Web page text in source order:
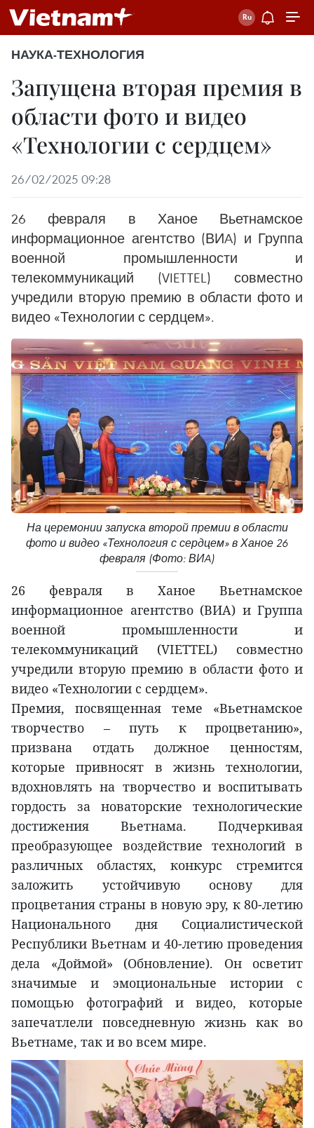
НАУКА-ТЕХНОЛОГИЯ
Запущена вторая премия в
области фото и видео
«Технологии с сердцем»
26/02/2025 09:28
26 февраля в Ханое Вьетнамское
информационное агентство (ВИA) и Группа
военной промышленности и
телекоммуникаций (VIETTEL) совместно
учредили вторую премию в области фото и
видео «Технологии с сердцем».
На церемонии запуска второй премии в области
фото и видео «Технология с сердцем» в Ханое 26
февраля (Фото: ВИA)
26 февраля в Ханое Вьетнамское
информационное агентство (ВИA) и Группа
военной промышленности и
телекоммуникаций (VIETTEL) совместно
учредили вторую премию в области фото и
видео «Технологии с сердцем».
Премия, посвященная теме «Вьетнамское
творчество – путь к процветанию»,
призвана отдать должное ценностям,
которые привносят в жизнь технологии,
вдохновлять на творчество и воспитывать
гордость за новаторские технологические
достижения Вьетнама. Подчеркивая
преобразующее воздействие технологий в
различных областях, конкурс стремится
заложить устойчивую основу для
процветания страны в новую эру, к 80-летию
Национального дня Социалистической
Республики Вьетнам и 40-летию проведения
дела «Доймой» (Обновление). Он осветит
значимые и эмоциональные истории с
помощью фотографий и видео, которые
запечатлели повседневную жизнь как во
Вьетнаме, так и во всем мире.